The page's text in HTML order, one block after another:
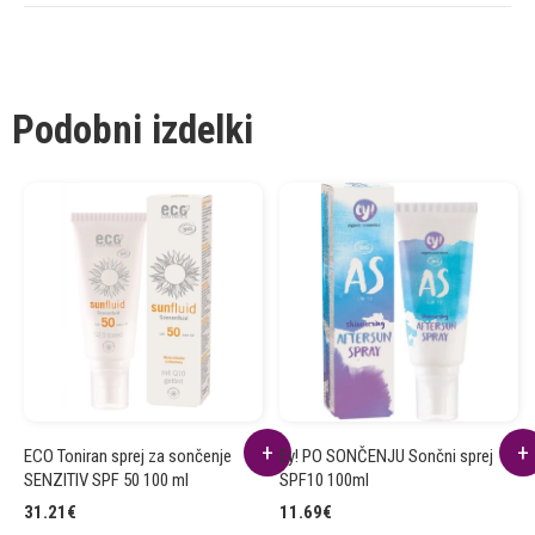
Podobni izdelki
ECO Toniran sprej za sončenje
SENZITIV SPF 50 100 ml
31.21 €
Ey! PO SONČENJU Sončni sprej
SPF10 100ml
11.69€